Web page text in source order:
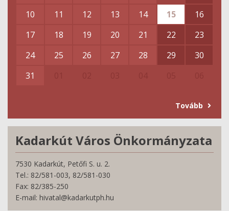
10
11 12 13 14 15
16
17
18 19 20 21 22
23
24
25 26 27 28 29
30
31
Tovább
Kadarkút Város Önkormányzata
7530 Kadarkút, Petőfi S. u. 2.
Tel.: 82/581-003, 82/581-030
Fax: 82/385-250
E-mail: hivatal@kadarkutph.hu